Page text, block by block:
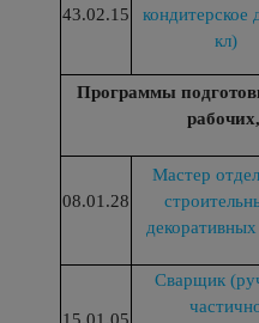
43.02.15
кондитерское
кл)
Программы
08.01.28
Мастер
Сварщик